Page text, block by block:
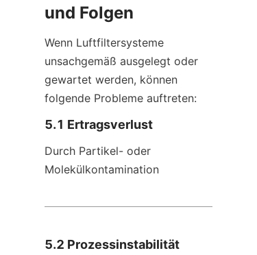
und Folgen
Wenn Luftfiltersysteme
unsachgemäß ausgelegt oder
gewartet werden, können
folgende Probleme auftreten:
5.1 Ertragsverlust
Durch Partikel- oder
Molekülkontamination
5.2 Prozessinstabilität